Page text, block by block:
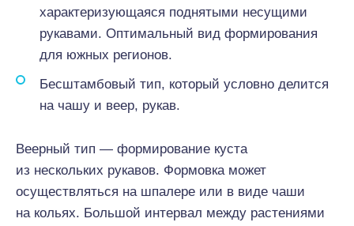
характеризующаяся поднятыми несущими
рукавами. Оптимальный вид формирования
для южных регионов.
Бесштамбовый тип, который условно делится
на чашу и веер, рукав.
Веерный тип — формирование куста
из нескольких рукавов. Формовка может
осуществляться на шпалере или в виде чаши
на кольях. Большой интервал между растениями